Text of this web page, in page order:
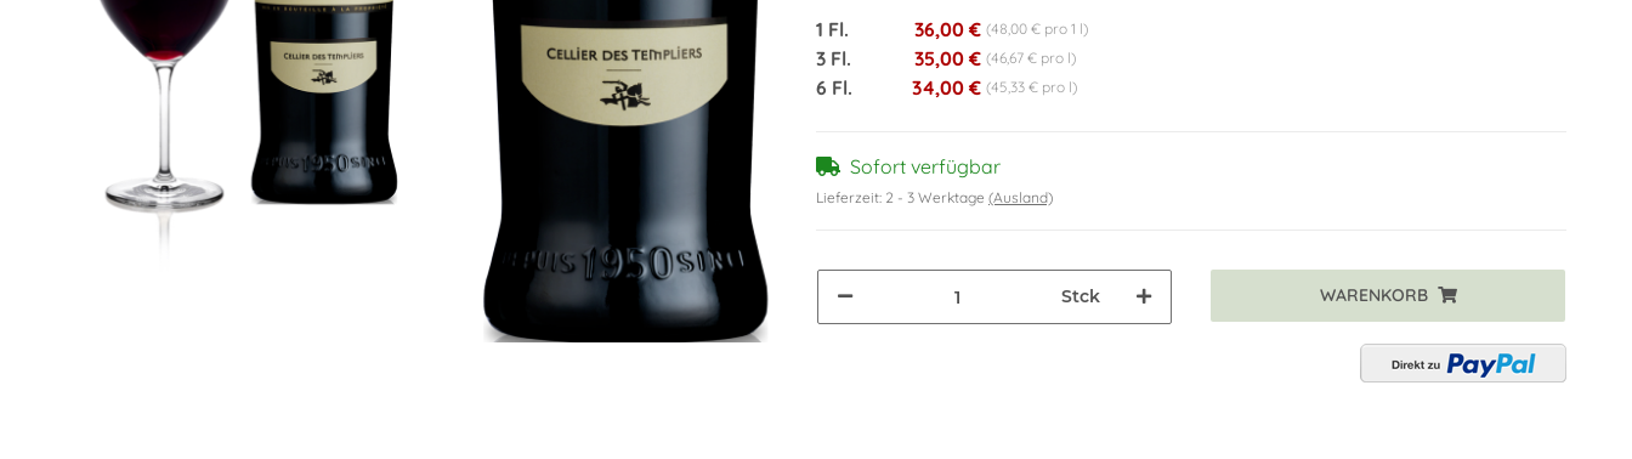
1 Fl. 36,00 € (48,00 € pro 1 l)
3 Fl. 35,00 € (46,67 € pro l)
6 Fl. 34,00 € (45,33 € pro l)
Sofort verfügbar
Lieferzeit: 2 - 3 Werktage (Ausland)
Stck WARENKORB